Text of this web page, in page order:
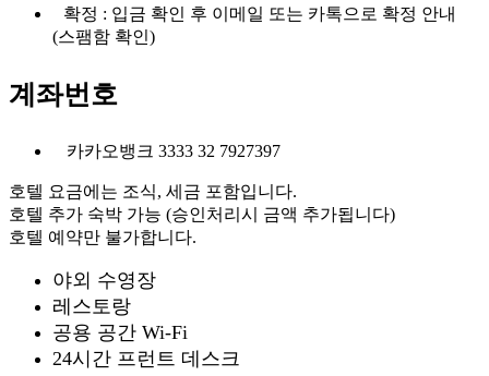
확정 : 입금 확인 후 이메일 또는 카톡으로 확정 안내
(스팸함 확인)
계좌번호
카카오뱅크 3333 32 7927397
호텔 요금에는 조식, 세금 포함입니다.
호텔 추가 숙박 가능 (승인처리시 금액 추가됩니다)
호텔 예약만 불가합니다.
야외 수영장
레스토랑
공용 공간 Wi-Fi
24시간 프런트 데스크